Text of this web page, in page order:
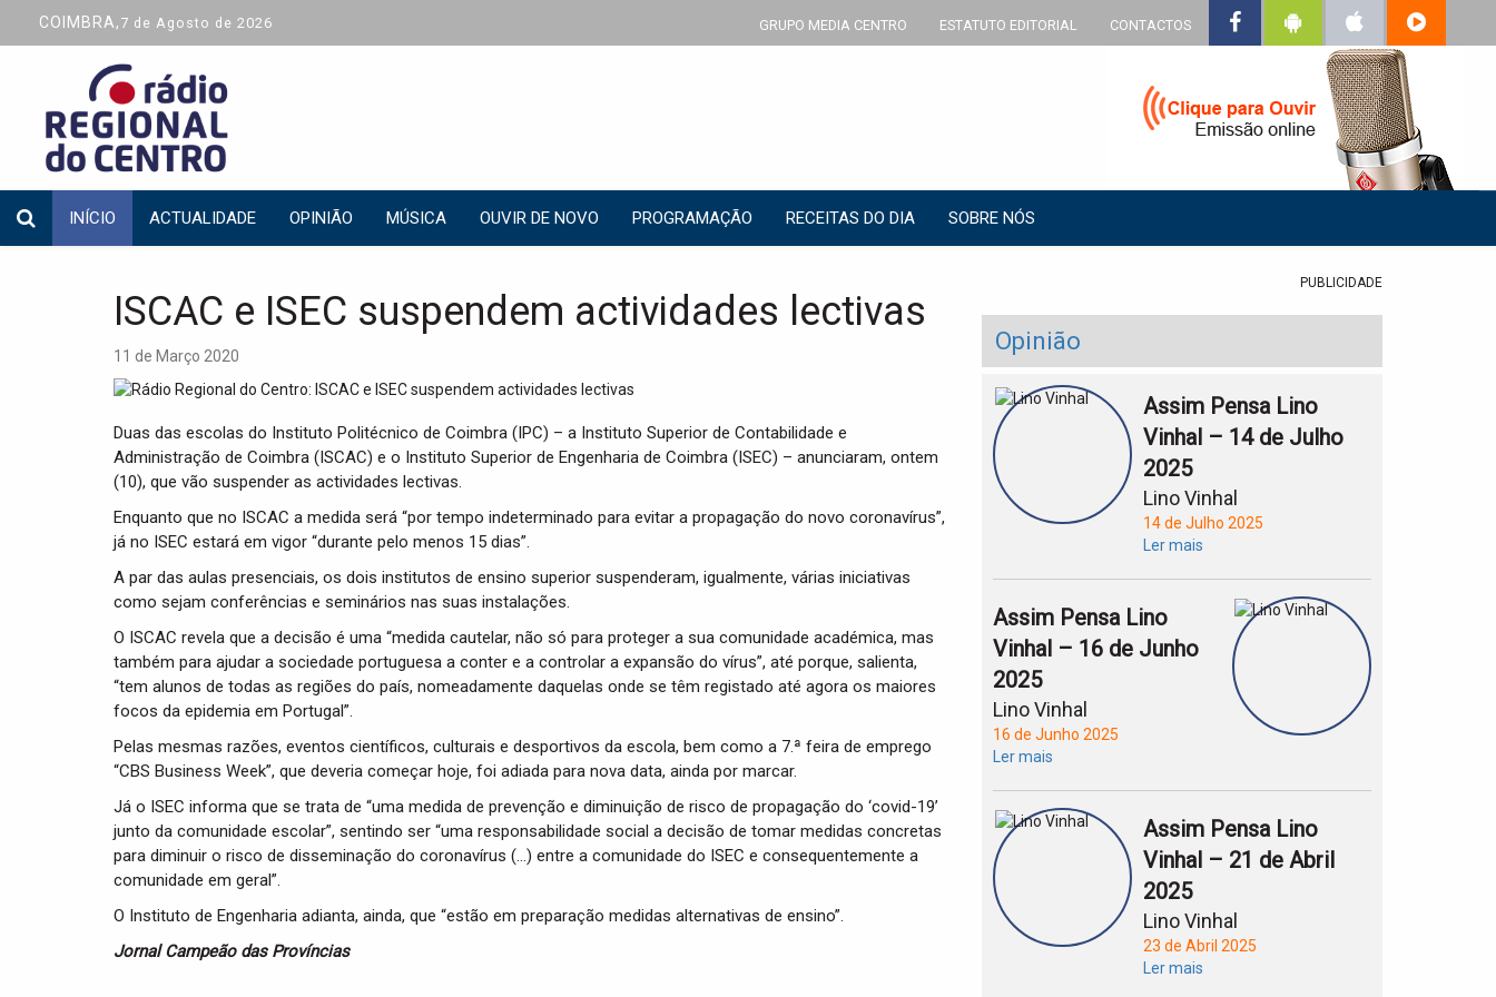
COIMBRA, 7 de Agosto de 2026 GRUPO MEDIA CENTRO ESTATUTO EDITORIAL CONTACTOS
INÍCIO ACTUALIDADE OPINIÃO MÚSICA OUVIR DE NOVO PROGRAMAÇÃO RECEITAS DO DIA SOBRE NÓS
ISCAC e ISEC suspendem actividades lectivas
11 de Março 2020
Duas das escolas do Instituto Politécnico de Coimbra (IPC) – a Instituto Superior de Contabilidade e
Administração de Coimbra (ISCAC) e o Instituto Superior de Engenharia de Coimbra (ISEC) – anunciaram, ontem
(10), que vão suspender as actividades lectivas.
Enquanto que no ISCAC a medida será “por tempo indeterminado para evitar a propagação do novo coronavírus”,
já no ISEC estará em vigor “durante pelo menos 15 dias”.
A par das aulas presenciais, os dois institutos de ensino superior suspenderam, igualmente, várias iniciativas
como sejam conferências e seminários nas suas instalações.
O ISCAC revela que a decisão é uma “medida cautelar, não só para proteger a sua comunidade académica, mas
também para ajudar a sociedade portuguesa a conter e a controlar a expansão do vírus”, até porque, salienta,
“tem alunos de todas as regiões do país, nomeadamente daquelas onde se têm registado até agora os maiores
focos da epidemia em Portugal”.
Pelas mesmas razões, eventos científicos, culturais e desportivos da escola, bem como a 7.ª feira de emprego
“CBS Business Week”, que deveria começar hoje, foi adiada para nova data, ainda por marcar.
Já o ISEC informa que se trata de “uma medida de prevenção e diminuição de risco de propagação do ‘covid-19’
junto da comunidade escolar”, sentindo ser “uma responsabilidade social a decisão de tomar medidas concretas
para diminuir o risco de disseminação do coronavírus (…) entre a comunidade do ISEC e consequentemente a
comunidade em geral”.
O Instituto de Engenharia adianta, ainda, que “estão em preparação medidas alternativas de ensino”.
Jornal Campeão das Províncias
PUBLICIDADE
Opinião
Assim Pensa Lino
Vinhal – 14 de Julho
2025
Lino Vinhal
14 de Julho 2025
Ler mais
Assim Pensa Lino
Vinhal – 16 de Junho
2025
Lino Vinhal
16 de Junho 2025
Ler mais
Assim Pensa Lino
Vinhal – 21 de Abril
2025
Lino Vinhal
23 de Abril 2025
Ler mais